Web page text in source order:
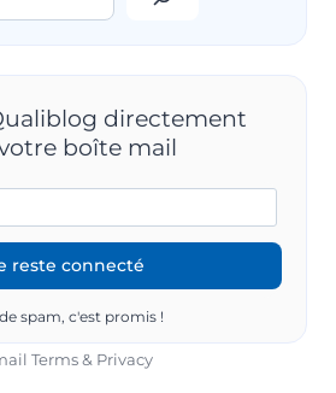
directement
boîte mail
spam, c'est promis !
Terms& Privacy